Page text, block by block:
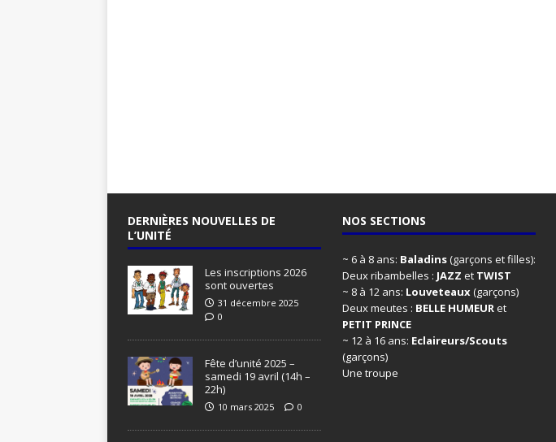
DERNIÈRES NOUVELLES DE
L’UNITÉ
Les inscriptions 2026
sont ouvertes
31 décembre 2025
0
Fête d’unité 2025 –
samedi 19 avril (14h –
22h)
10 mars 2025 0
NOS SECTIONS
~ 6 à 8 ans: Baladins(garçons et filles):
Deux ribambelles : JAZZ et TWIST
~ 8 à 12 ans: Louveteaux(garçons)
Deux meutes : BELLE HUMEURet
PETIT PRINCE
~ 12 à 16 ans: Eclaireurs/Scouts
(garçons)
Une troupe